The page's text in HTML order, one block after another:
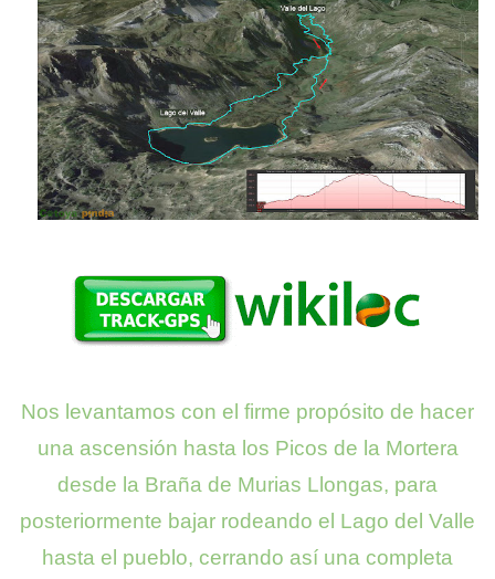
Nos levantamos con el firme propósito de hacer
una ascensión hasta los Picos de la Mortera
desde la Braña de Murias Llongas, para
posteriormente bajar rodeando el Lago del Valle
hasta el pueblo, cerrando así una completa